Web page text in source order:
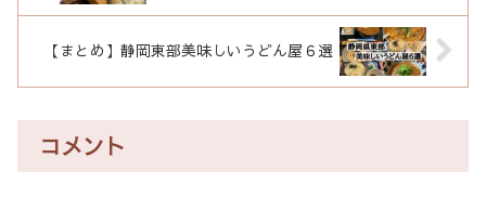
【まとめ】静岡東部美味しいうどん屋６選
コメント